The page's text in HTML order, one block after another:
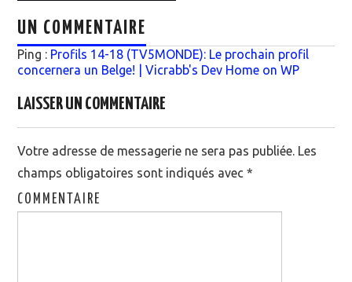
UN COMMENTAIRE
Ping : Profils 14-18 (TV5MONDE): Le prochain profil
concernera un Belge! | Vicrabb's Dev Home on WP
LAISSER UN COMMENTAIRE
Votre adresse de messagerie ne sera pas publiée. Les
champs obligatoires sont indiqués avec*
COMMENTAIRE